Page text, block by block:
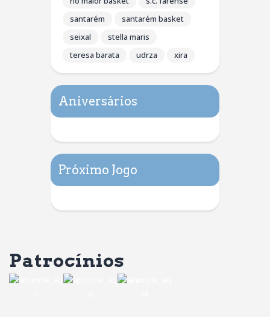
santarém
santarém basket
seixal
stella maris
teresa barata
udrza xira
Aniversários
Próximo Jogo
Patrocínios